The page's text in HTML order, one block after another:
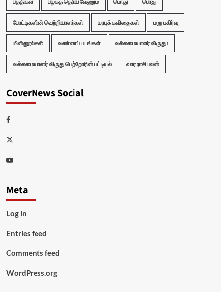
பத்திகள் பழகத் தெரிய வேணும் பொது பொது
போட்டிகளின் வெற்றியாளர்கள் மரபுக் கவிதைகள் மறு பகிர்வு
மின்னூல்கள் வண்ணப் படங்கள் வல்லமையாளர் விருது!
வல்லமையாளர் விருது பெற்றோரின் பட்டியல் வார ராசி பலன்
CoverNews Social
Facebook
Twitter
Youtube
Meta
Log in
Entries feed
Comments feed
WordPress.org